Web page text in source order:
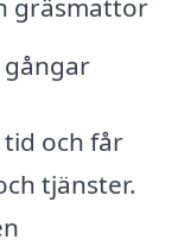
gräsmattor
gångar
och får
tjänster.